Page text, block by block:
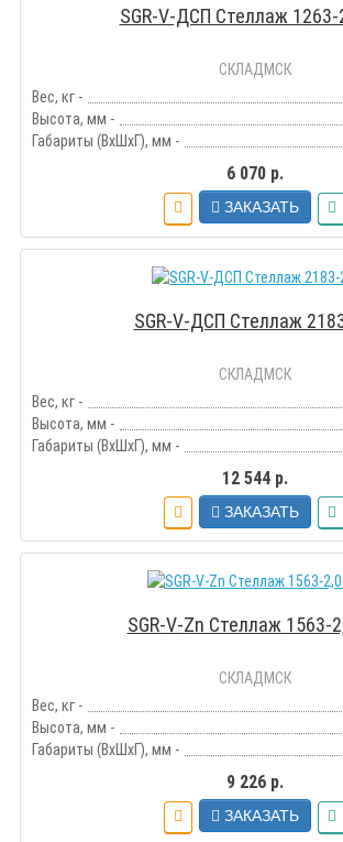
SGR-V-ДСП Стеллаж
СКЛАДМСК
Вес, кг -
Высота, мм -
Габариты (ВхШхГ), мм -
6 070 р.
ЗАКАЗАТЬ
SGR-V-ДСП Стеллаж
СКЛАДМСК
Вес, кг -
Высота, мм -
Габариты (ВхШхГ), мм -
12 544 р.
ЗАКАЗАТЬ
SGR-V-Zn Стеллаж 1563-
СКЛАДМСК
Вес, кг -
Высота, мм -
Габариты (ВхШхГ), мм -
9 226 р.
ЗАКАЗАТЬ